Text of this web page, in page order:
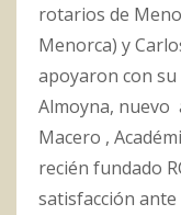
rotarios de
Menorca) y
apoyaron con
Almoyna, nuevo
Macero ,
recién fundado
satisfacción